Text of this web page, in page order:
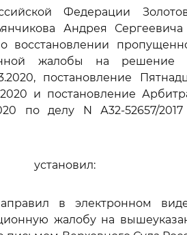
Федерации
Андрея Сергеевича
восстановлении
жалобы на решение
постановление
и постановление
по делу N А32-52657/
установил:
в электронном
жалобу на